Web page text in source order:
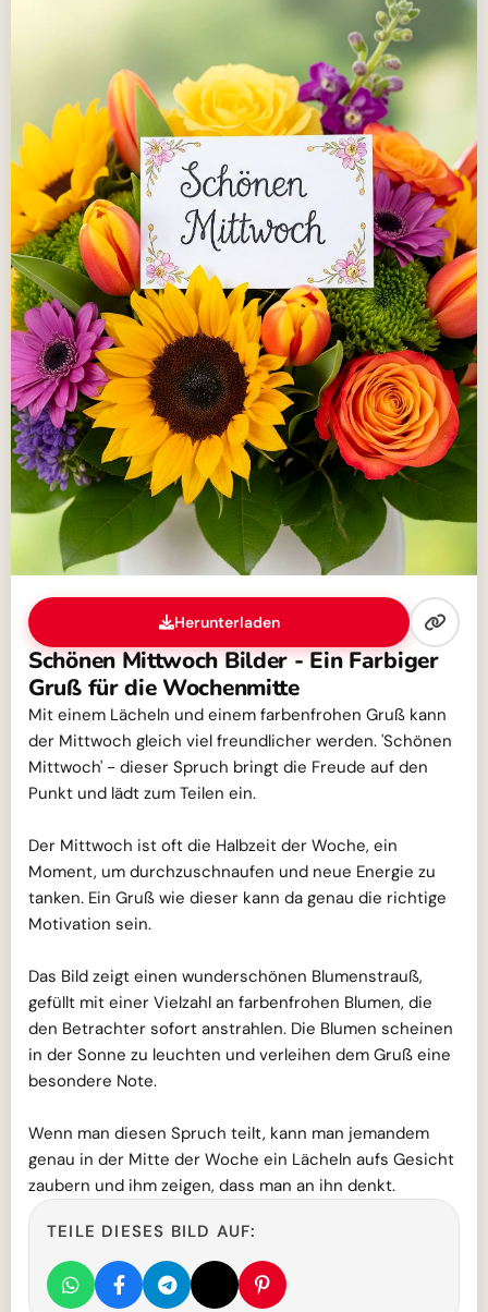
Herunterladen
Schönen Mittwoch Bilder - Ein Farbiger
Gruß für die Wochenmitte
Mit einem Lächeln und einem farbenfrohen Gruß kann
der Mittwoch gleich viel freundlicher werden. 'Schönen
Mittwoch' - dieser Spruch bringt die Freude auf den
Punkt und lädt zum Teilen ein.
Der Mittwoch ist oft die Halbzeit der Woche, ein
Moment, um durchzuschnaufen und neue Energie zu
tanken. Ein Gruß wie dieser kann da genau die richtige
Motivation sein.
Das Bild zeigt einen wunderschönen Blumenstrauß,
gefüllt mit einer Vielzahl an farbenfrohen Blumen, die
den Betrachter sofort anstrahlen. Die Blumen scheinen
in der Sonne zu leuchten und verleihen dem Gruß eine
besondere Note.
Wenn man diesen Spruch teilt, kann man jemandem
genau in der Mitte der Woche ein Lächeln aufs Gesicht
zaubern und ihm zeigen, dass man an ihn denkt.
TEILE DIESES BILD AUF: